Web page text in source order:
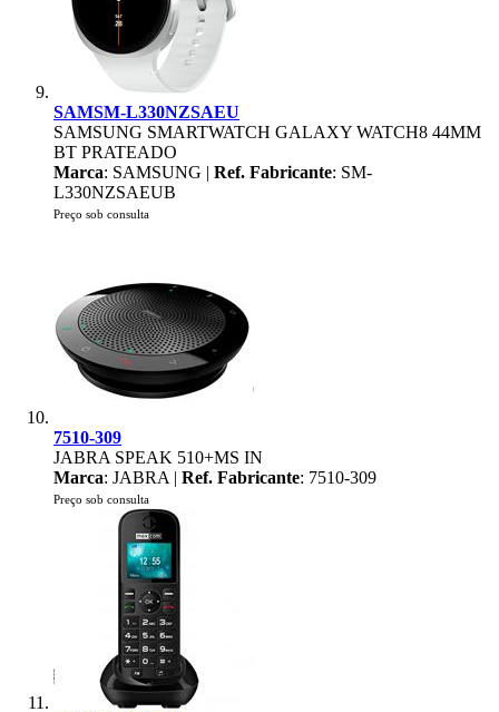
SAMSM-L330NZSAEU
SAMSUNG SMARTWATCH GALAXY WATCH8 44MM
BT PRATEADO
Marca: SAMSUNG | Ref. Fabricante: SM-
L330NZSAEUB
Preço sob consulta
7510-309
JABRA SPEAK 510+MS IN
Marca: JABRA | Ref. Fabricante: 7510-309
Preço sob consulta